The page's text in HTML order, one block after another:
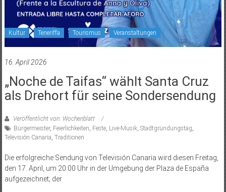
Kultur Teneriffa Tourismus Veranstaltungen
16. April 2026
„Noche de Taifas“ wählt Santa Cruz
als Drehort für seine Sondersendung
Veröffentlicht von: Wochenblatt
Bürgermeister, Feierlichkeiten Feste, Live-Musik, Stadtgründungstag
Televisión Canaria Traditionen
Die erfolgreiche Sendung von Televisión Canaria wird diesen Freitag,
den 17. April, um 20:00 Uhr in der Umgebung der Plaza de España
aufgezeichnet; der